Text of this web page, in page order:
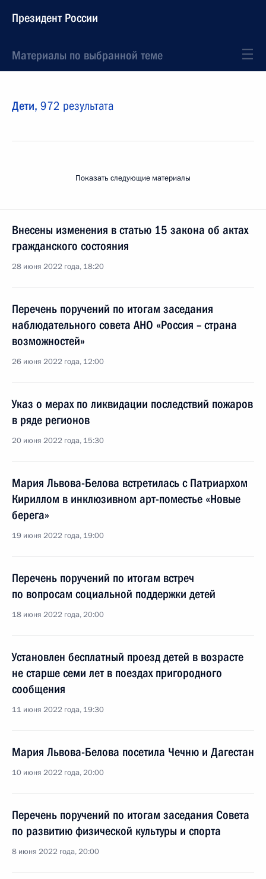
Президент России
Материалы по выбранной теме
Дети, 972 результата
Показать следующие материалы
Внесены изменения в статью 15 закона об актах
гражданского состояния
28 июня 2022 года, 18:20
Перечень поручений по итогам заседания
наблюдательного совета АНО «Россия – страна
возможностей»
26 июня 2022 года, 12:00
Указ о мерах по ликвидации последствий пожаров
в ряде регионов
20 июня 2022 года, 15:30
Мария Львова-Белова встретилась с Патриархом
Кириллом в инклюзивном арт-поместье «Новые
берега»
19 июня 2022 года, 19:00
Перечень поручений по итогам встреч
по вопросам социальной поддержки детей
18 июня 2022 года, 20:00
Установлен бесплатный проезд детей в возрасте
не старше семи лет в поездах пригородного
сообщения
11 июня 2022 года, 19:30
Мария Львова-Белова посетила Чечню и Дагестан
10 июня 2022 года, 20:00
Перечень поручений по итогам заседания Совета
по развитию физической культуры и спорта
8 июня 2022 года, 20:00